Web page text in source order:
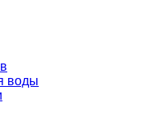
воды